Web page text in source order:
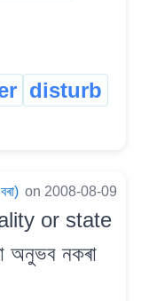
disturb
on 2008-08-09
or state
অনুভব নকৰা